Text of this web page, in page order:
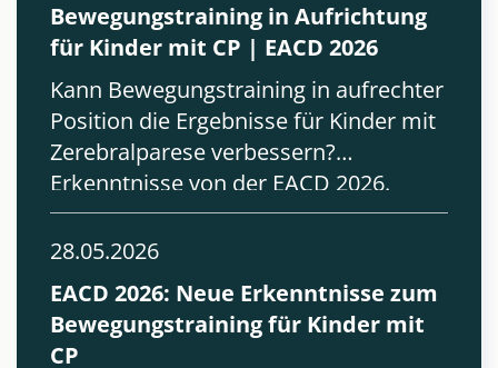
Bewegungstraining in Aufrichtung
für Kinder mit CP | EACD 2026
Kann Bewegungstraining in aufrechter
Position die Ergebnisse für Kinder mit
Zerebralparese verbessern?
Erkenntnisse von der EACD 2026.
28.05.2026
EACD 2026: Neue Erkenntnisse zum
Bewegungstraining für Kinder mit
CP